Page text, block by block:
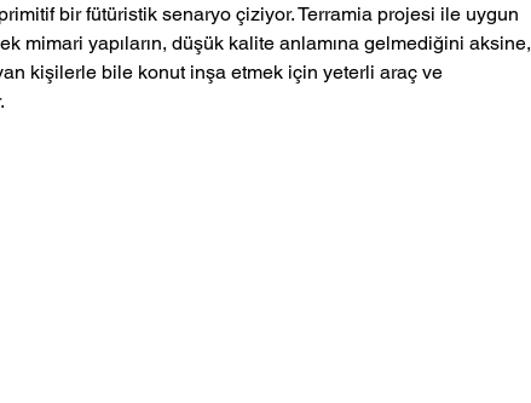
bir fütüristik senaryo çiziyor. Terramia projesi ile uygun
mimari yapıların, düşük kalite anlamına gelmediğini aksine,
kişilerle bile konut inşa etmek için yeterli araç ve